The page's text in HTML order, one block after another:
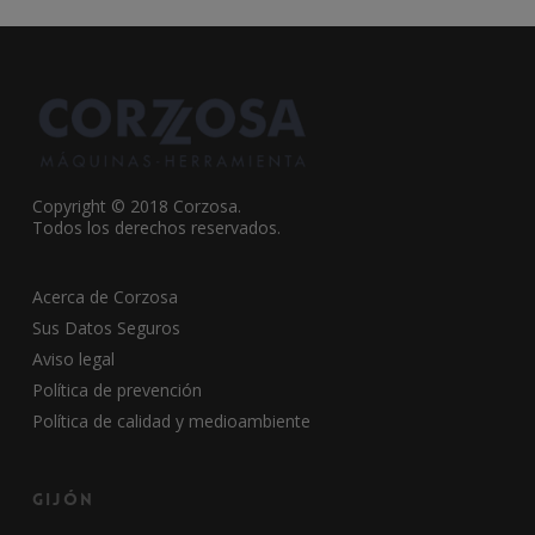
Copyright © 2018 Corzosa.
Todos los derechos reservados.
Acerca de Corzosa
Sus Datos Seguros
Aviso legal
Política de prevención
Política de calidad y medioambiente
Gijón